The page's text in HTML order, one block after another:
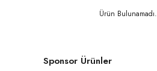
Ürün Bulunamadı.
Sponsor Ürünler